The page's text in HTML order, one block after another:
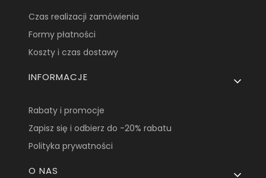
Czas realizacji zamówienia
Formy płatności
Koszty i czas dostawy
INFORMACJE
Rabaty i promocje
Zapisz się i odbierz do -20% rabatu
Polityka prywatności
O NAS